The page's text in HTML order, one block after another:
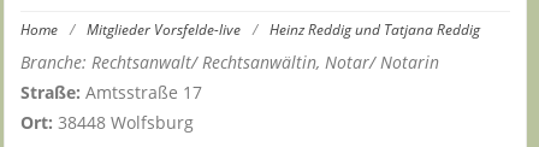
Home / Mitglieder Vorsfelde-live / Heinz Reddig und Tatjana Reddig
Branche: Rechtsanwalt/ Rechtsanwältin, Notar/ Notarin
Straße: Amtsstraße 17
Ort: 38448 Wolfsburg